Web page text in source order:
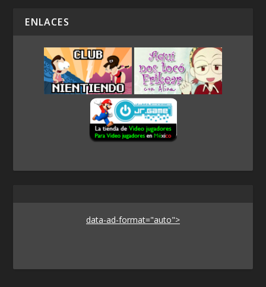
ENLACES
data-ad-format="auto">